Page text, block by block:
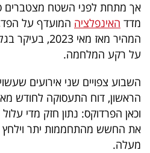
מדד האינפלציה
המהיר מאז מאי
על רקע המלחמה.
השבוע צפויים שני אירועים
הראשון, דוח התעסוקה לחודש
וכאן הפרדוקס: נתון חזק מדי עלול
את החשש מהתחממות יתר וילחץ
מעלה.